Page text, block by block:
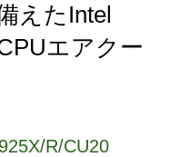
えたIntel
エアクー
R/CU20